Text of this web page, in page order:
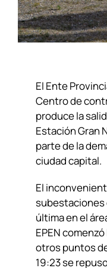
El Ente
Centro de
produce la
Estación Gran
parte de la
ciudad capital.
El
subestaciones
última en el
EPEN
otros puntos
19:23 se